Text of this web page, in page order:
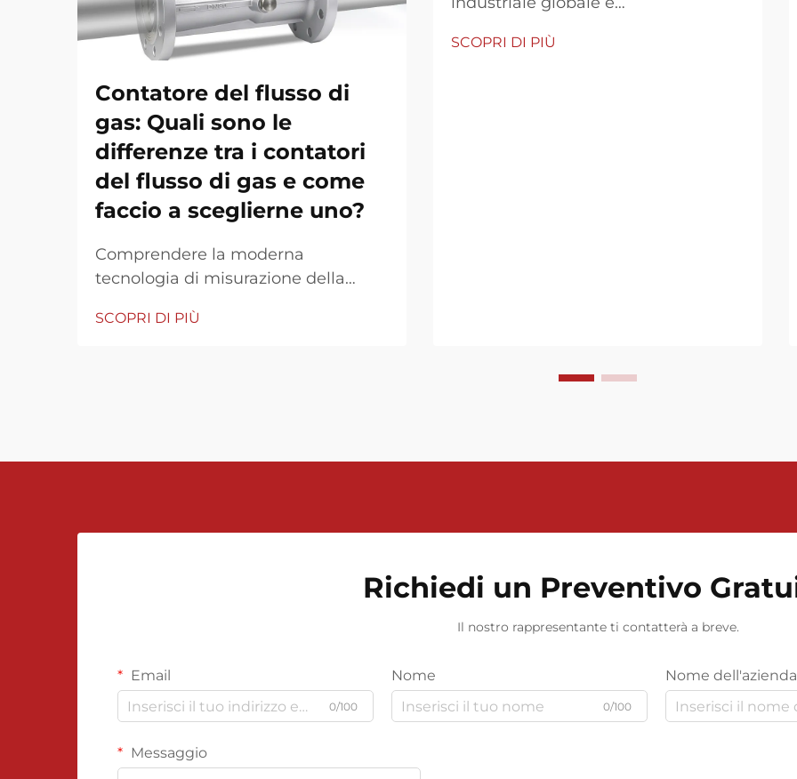
Contatore del flusso di
gas: Quali sono le
differenze tra i contatori
del flusso di gas e come
faccio a sceglierne uno?
Comprendere la moderna
tecnologia di misurazione della
gassoso sono diventati strumenti
SCOPRI DI PIÙ
tecnologia di misurazione, i
SCOPRI DI PIÙ
Richiedi un Preventivo
Il nostro rappresentante ti contatterà a breve.
Email
0/100
Nome
0/100
Nome dell'azienda
Messaggio